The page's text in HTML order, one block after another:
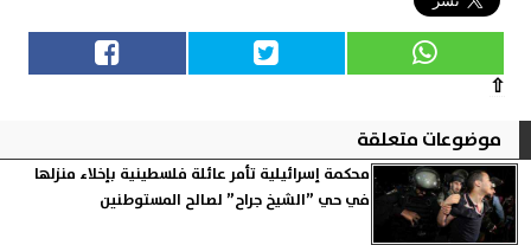
⇧
موضوعات متعلقة
محكمة إسرائيلية تأمر عائلة فلسطينية بإخلاء منزلها
في حي ”الشيخ جراح” لصالح المستوطنين